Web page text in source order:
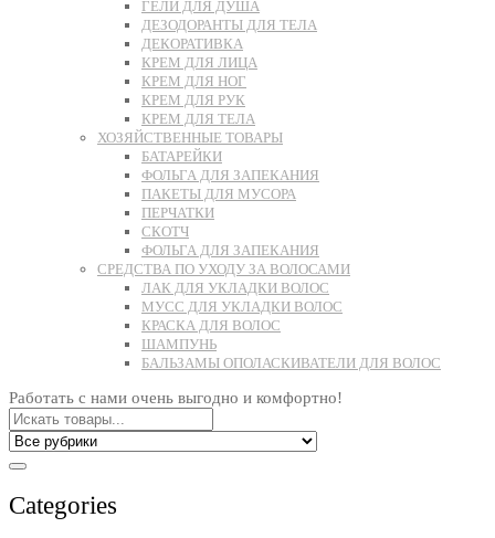
ГЕЛИ ДЛЯ ДУША
ДЕЗОДОРАНТЫ ДЛЯ ТЕЛА
ДЕКОРАТИВКА
КРЕМ ДЛЯ ЛИЦА
КРЕМ ДЛЯ НОГ
КРЕМ ДЛЯ РУК
КРЕМ ДЛЯ ТЕЛА
ХОЗЯЙСТВЕННЫЕ ТОВАРЫ
БАТАРЕЙКИ
ФОЛЬГА ДЛЯ ЗАПЕКАНИЯ
ПАКЕТЫ ДЛЯ МУСОРА
ПЕРЧАТКИ
СКОТЧ
ФОЛЬГА ДЛЯ ЗАПЕКАНИЯ
СРЕДСТВА ПО УХОДУ ЗА ВОЛОСАМИ
ЛАК ДЛЯ УКЛАДКИ ВОЛОС
МУСС ДЛЯ УКЛАДКИ ВОЛОС
КРАСКА ДЛЯ ВОЛОС
ШАМПУНЬ
БАЛЬЗАМЫ ОПОЛАСКИВАТЕЛИ ДЛЯ ВОЛОС
Работать с нами очень выгодно и комфортно!
Categories